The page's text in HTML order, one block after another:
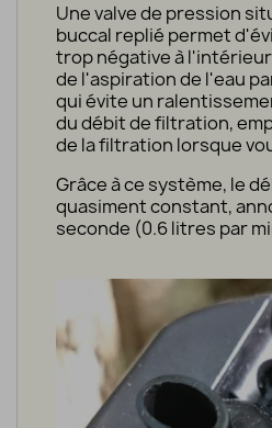
Une valve de pression
buccal replié permet
trop négative à
de l'aspiration de l'eau
qui évite un
du débit de filtration,
de la filtration lorsque
Grâce à ce système, le
quasiment constant,
seconde (0.6 litres par